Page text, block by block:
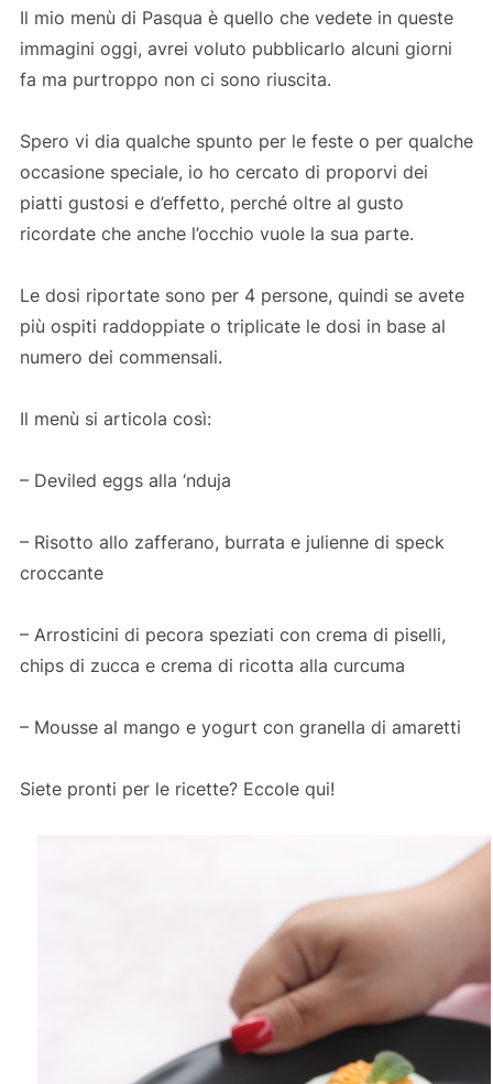
Il mio menù di Pasqua è quello che vedete in queste
immagini oggi, avrei voluto pubblicarlo alcuni giorni
fa ma purtroppo non ci sono riuscita.
Spero vi dia qualche spunto per le feste o per qualche
occasione speciale, io ho cercato di proporvi dei
piatti gustosi e d’effetto, perché oltre al gusto
ricordate che anche l’occhio vuole la sua parte.
Le dosi riportate sono per 4 persone, quindi se avete
più ospiti raddoppiate o triplicate le dosi in base al
numero dei commensali.
Il menù si articola così:
– Deviled eggs alla ‘nduja
– Risotto allo zafferano, burrata e julienne di speck
croccante
– Arrosticini di pecora speziati con crema di piselli,
chips di zucca e crema di ricotta alla curcuma
– Mousse al mango e yogurt con granella di amaretti
Siete pronti per le ricette? Eccole qui!